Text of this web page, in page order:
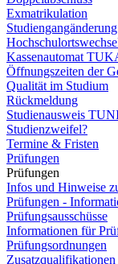
Exmatrikulation
Studiengangänderung
Kassenautomat
Öffnungszeiten der
Qualität im Studium
Rückmeldung
Studienausweis
Studienzweifel?
Termine & Fristen
Prüfungen
Prüfungen
Infos und Hinweise
Prüfungen -
Prüfungsausschüsse
Informationen für
Prüfungsordnungen
Zusatzqualifikationen